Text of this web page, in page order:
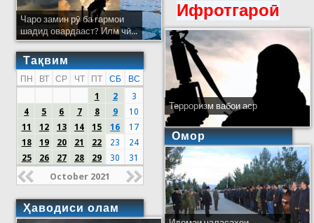
Чаро замин рӯ ба гармои
шадид овардааст? Илм чӣ...
Тақвим
ПН ВТ СР ЧТ ПТ СБ
ВС
1
2
3
4
5 6 7 8 9
10
11
12 13 14 15 16
17
18
19 20 21 22 23
24
25
26 27 28 29 30 31
October 2021
Ҳаводиси олам
Ифротгароӣ
Терроризм вабои аср
Омор